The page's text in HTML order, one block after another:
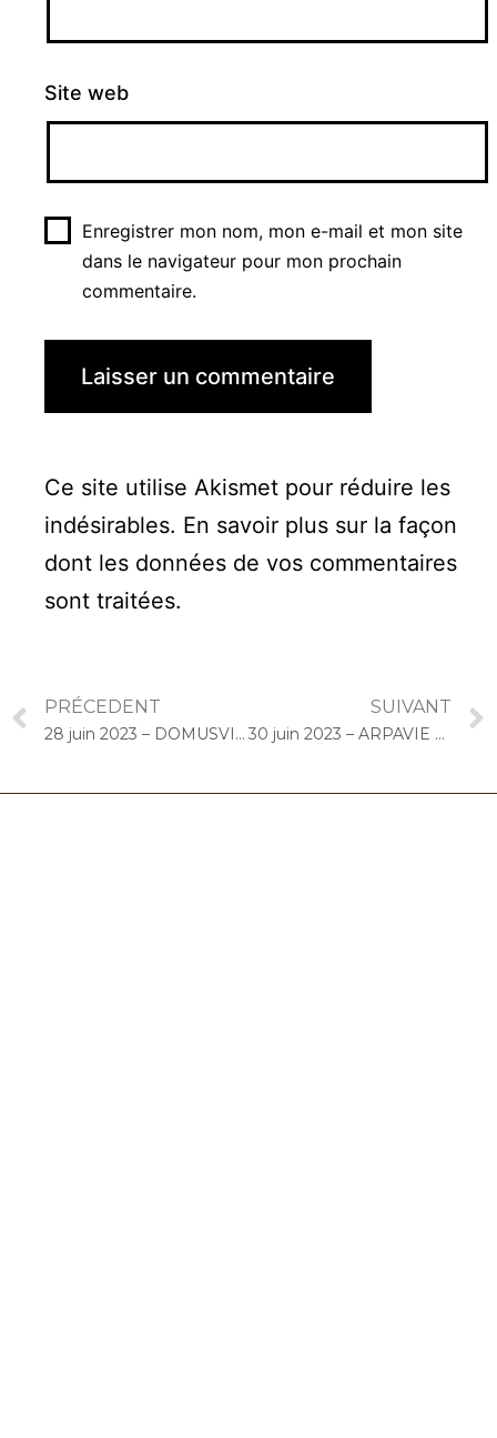
Site web
Enregistrer mon nom, mon e-mail et mon site
dans le navigateur pour mon prochain
commentaire.
Ce site utilise Akismet pour réduire les
indésirables. En savoir plus sur la façon
dont les données de vos commentaires
sont traitées.
PRÉCEDENT
28 juin 2023 – DOMUSVI Les Templitudes « Parc Clause » (Brétigny-sur-Orge) : Atelier « Chantons Ensemble »
SUIVANT
30 juin 2023 – ARPAVIE Jean Rostand (Athis-Mons) : Concert « Gelato-Cello Solo »